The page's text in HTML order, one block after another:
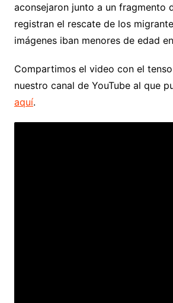
aconsejaron junto a un fragmento
registran el rescate de los
imágenes iban menores de edad
Compartimos el video con el
nuestro canal de YouTube al que
aquí.